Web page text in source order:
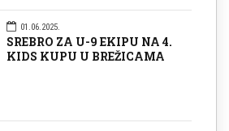
01.06.2025.
SREBRO ZA U-9 EKIPU NA 4.
KIDS KUPU U BREŽICAMA